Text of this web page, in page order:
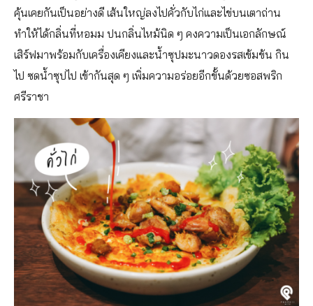
คุ้นเคยกันเป็นอย่างดี เส้นใหญ่ลงไปคั่วกับไก่และไข่บนเตาถ่าน
ทำให้ได้กลิ่นที่หอมม ปนกลิ่นไหม้นิด ๆ คงความเป็นเอกลักษณ์
เสิร์ฟมาพร้อมกับเครื่องเคียงและน้ำซุปมะนาวดองรสเข้มข้น กิน
ไป ซดน้ำซุปไป เข้ากันสุด ๆ เพิ่มความอร่อยอีกขั้นด้วยซอสพริก
ศรีราชา